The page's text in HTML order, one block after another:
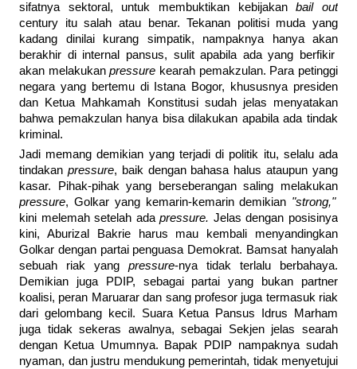
sifatnya sektoral, untuk membuktikan kebijakanbail out
century itu salah atau benar. Tekanan politisi muda yang
kadang dinilai kurang simpatik, nampaknya hanya akan
berakhir di internal pansus, sulit apabila ada yang berfikir
akan melakukanpressure kearah pemakzulan. Para petinggi
negara yang bertemu di Istana Bogor, khususnya presiden
dan Ketua Mahkamah Konstitusi sudah jelas menyatakan
bahwa pemakzulan hanya bisa dilakukan apabila ada tindak
kriminal.
Jadi memang demikian yang terjadi di politik itu, selalu ada
tindakan pressure, baik dengan bahasa halus ataupun yang
kasar. Pihak-pihak yang berseberangan saling melakukan
pressure, Golkar yang kemarin-kemarin demikian "strong,"
kini melemah setelah adapressure. Jelas dengan posisinya
kini, Aburizal Bakrie harus mau kembali menyandingkan
Golkar dengan partai penguasa Demokrat. Bamsat hanyalah
sebuah riak yang pressure-nya tidak terlalu berbahaya.
Demikian juga PDIP, sebagai partai yang bukan partner
koalisi, peran Maruarar dan sang profesor juga termasuk riak
dari gelombang kecil. Suara Ketua Pansus Idrus Marham
juga tidak sekeras awalnya, sebagai Sekjen jelas searah
dengan Ketua Umumnya. Bapak PDIP nampaknya sudah
nyaman, dan justru mendukung pemerintah, tidak menyetujui